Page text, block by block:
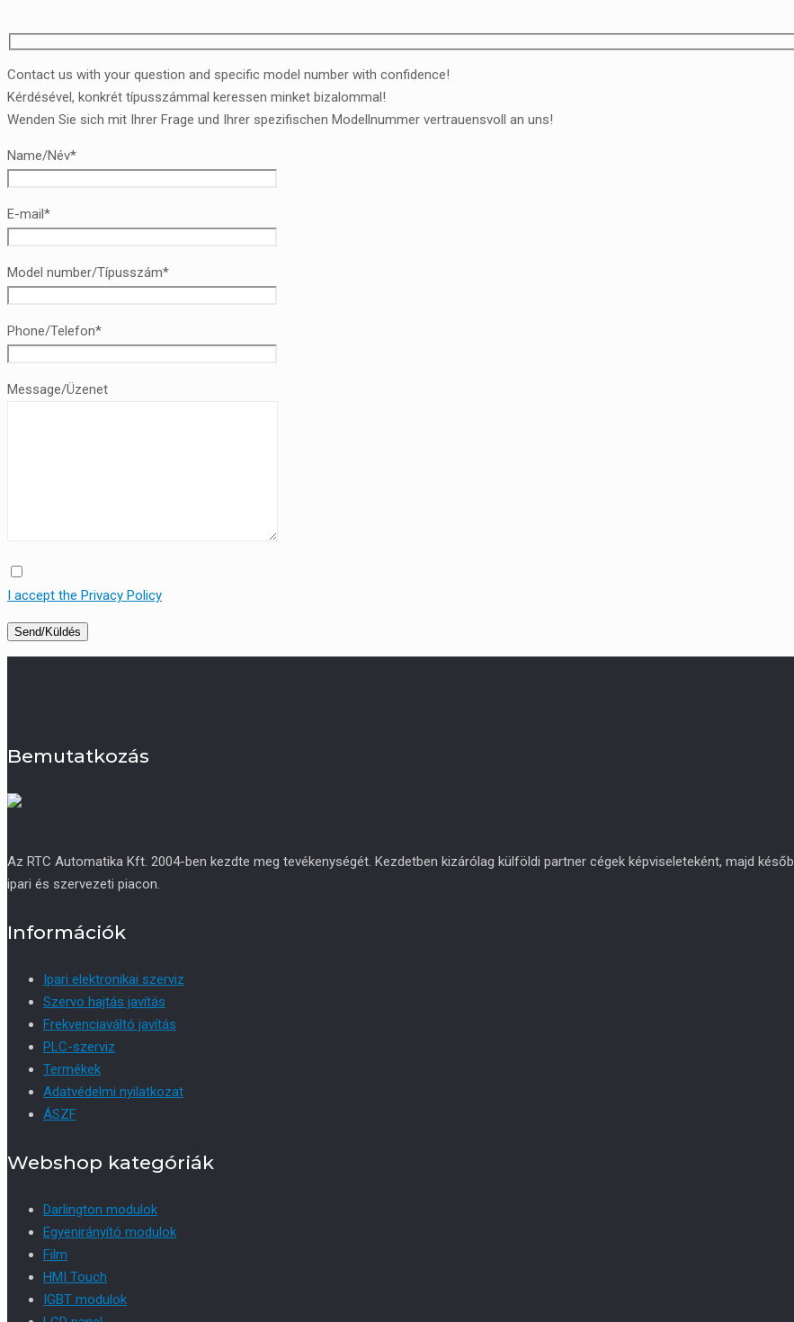
Contact us with your question and specific model number with confidence!
Kérdésével, konkrét típusszámmal keressen minket bizalommal!
Wenden Sie sich mit Ihrer Frage und Ihrer spezifischen Modellnummer vertrauensvoll an uns!
Name/Név*
E-mail*
Model number/Típusszám*
Phone/Telefon*
Message/Üzenet
I accept the Privacy Policy
Bemutatkozás
Az RTC Automatika Kft. 2004-ben kezdte meg tevékenységét. Kezdetben kizárólag külföldi partner cégek képviseleteként, majd
ipari és szervezeti piacon.
Információk
Ipari elektronikai szerviz
Szervo hajtás javítás
Frekvenciaváltó javítás
PLC-szerviz
Termékek
Adatvédelmi nyilatkozat
ÁSZF
Webshop kategóriák
Darlington modulok
Egyenirányító modulok
Film
HMI Touch
IGBT modulok